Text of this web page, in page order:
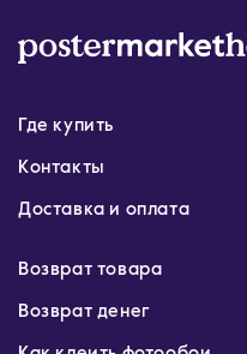
Где купить
Контакты
Доставка и оплата
Возврат товара
Возврат денег